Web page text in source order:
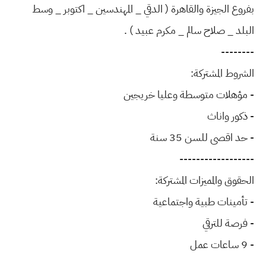
بفروع الجيزة والقاهرة ( الدقي _ المهندسين _ اكتوبر _ وسط
البلد _ صلاح سالم _ مكرم عبيد ) .
--------
الشروط المشتركة:
- مؤهلات متوسطة وعليا خريجين
- ذكور واناث
- حد اقصى للسن 35 سنة
------------------
الحقوق والمميزات المشتركة:
- تأمينات طبية واجتماعية
- فرصة للترقي
- 9 ساعات عمل